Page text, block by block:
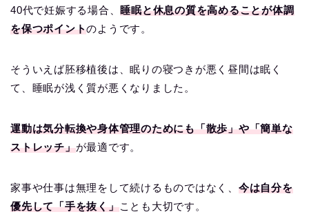
40代で妊娠する場合、睡眠と休息の質を高めることが体調
を保つポイントのようです。
そういえば胚移植後は、眠りの寝つきが悪く昼間は眠く
て、睡眠が浅く質が悪くなりました。
運動は気分転換や身体管理のためにも「散歩」や「簡単な
ストレッチ」が最適です。
家事や仕事は無理をして続けるものではなく、 今は自分を
優先して「手を抜く」ことも大切です。